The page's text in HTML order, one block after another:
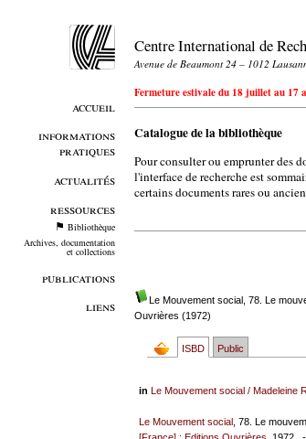
accueil
informations
pratiques
actualités
ressources
Bibliothèque
Archives, documentation
et collections
publications
liens
Centre International de
Avenue de Beaumont 24 – 1012
Fermeture estivale du 18 juillet au 17
Catalogue de la bibliothèque
Pour consulter ou emprunter des
l'interface de recherche est
certains documents rares ou
Le Mouvement social, 78. Le
Ouvrières (1972)
ISBD Public
in Le Mouvement social /Madeleine
Le Mouvement social , 78. Le